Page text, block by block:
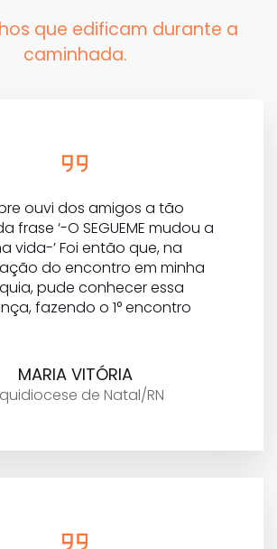
que edificam durante a
caminhada.
ouvi dos amigos a tão
frase ‘-O SEGUEME mudou a
vida-’ Foi então que, na
do encontro em minha
pude conhecer essa
fazendo o 1° encontro
MARIA VITÓRIA
de Natal/RN